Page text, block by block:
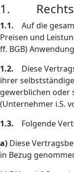
1.
1.1. Auf die
Preisen und
ff. BGB)
1.2.
Diese
ihrer
gewerblichen oder
(Unternehmer i.S.
1.3.
Folgende
a) Diese
in Bezug